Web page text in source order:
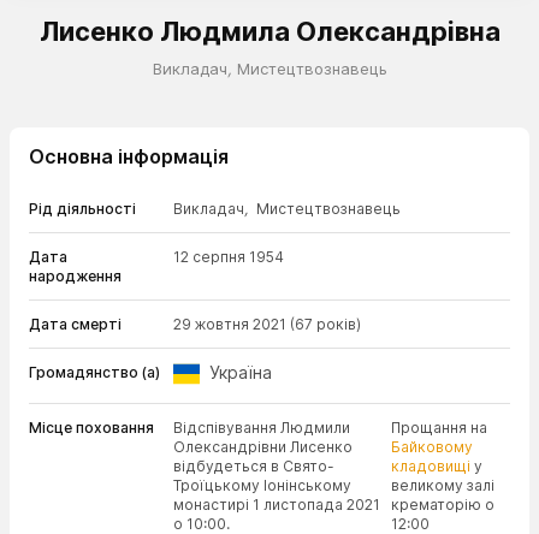
Лисенко Людмила Олександрівна
Викладач, Мистецтвознавець
Основна інформація
Рід діяльності Викладач, Мистецтвознавець
Дата
народження
12 серпня 1954
Дата смерті 29 жовтня 2021 (67 років)
Громадянство (а) Україна
Місце поховання
Відспівування Людмили
Олександрівни Лисенко
відбудеться в Свято-
Троїцькому Іонінському
монастирі 1 листопада 2021
о 10:00.
Прощання на
Байковому
кладовищі у
великому залі
крематорію о
12:00